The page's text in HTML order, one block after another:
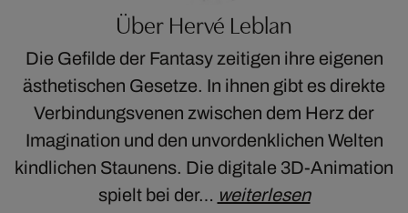
Über Hervé Leblan
Die Gefilde der Fantasy zeitigen ihre eigenen
ästhetischen Gesetze. In ihnen gibt es direkte
Verbindungsvenen zwischen dem Herz der
Imagination und den unvordenklichen Welten
kindlichen Staunens. Die digitale 3D-Animation
spielt bei der… weiterlesen